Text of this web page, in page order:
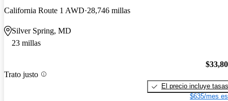
California Route 1 AWD 28,746 millas
Silver Spring, MD
23 millas
Trato justo
El precio incluye tasas
$635/mes